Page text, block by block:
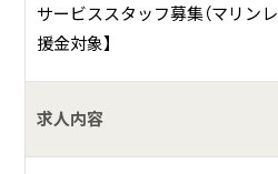
販売・保守管理、その他レジャー
営業務を主におこなっています。
具体的には？
海に関連する様々な業務・サービ
サービススタッフ募集（マリン
援金対象】
求人内容